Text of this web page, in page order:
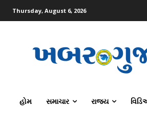
Thursday, August 6, 2026
હોમ સમાચાર રાજ્ય